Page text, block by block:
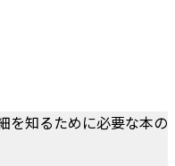
を知るために必要な本の